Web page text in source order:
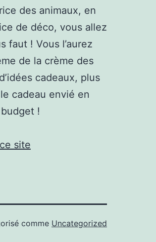
des animaux, en
de déco, vous allez
faut ! Vous l’aurez
de la crème des
cadeaux, plus
cadeau envié en
!
site
comme Uncategorized